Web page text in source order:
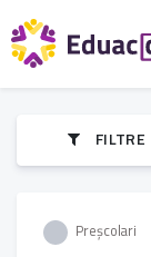
FILTRE
Preșcolari